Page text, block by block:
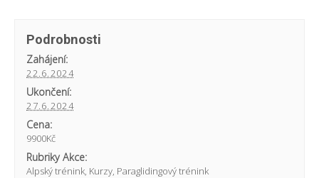
Podrobnosti
Zahájení:
22.6.2024
Ukončení:
27.6.2024
Cena:
9900Kč
Rubriky Akce:
Alpský trénink, Kurzy, Paraglidingový trénink